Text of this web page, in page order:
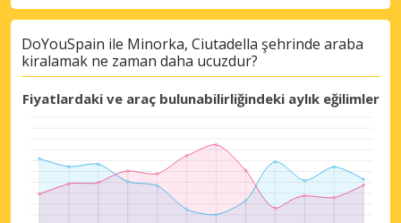
DoYouSpain ile Minorka, Ciutadella şehrinde araba
kiralamak ne zaman daha ucuzdur?
Fiyatlardaki ve araç bulunabilirliğindeki aylık eğilimler
eLink ile giriş yap